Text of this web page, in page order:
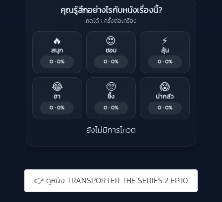
คุณรู้สึกอย่างไรกับหนังเรื่องนี้?
กดได้ 1 ครั้งต่อเครื่อง
🔥
สนุก
0 · 0%
😍
ชอบ
0 · 0%
⚡
ลุ้น
0 · 0%
😂
ฮา
0 · 0%
🥺
ซึ้ง
0 · 0%
😱
น่ากลัว
0 · 0%
ยังไม่มีการโหวต
👉 ดูหนัง TRANSPORTER THE SERIES 2 EP.10